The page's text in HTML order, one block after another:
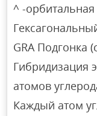
^ -орбитальная
GRA Подгонка
Гибридизация
атомов
Каждый атом